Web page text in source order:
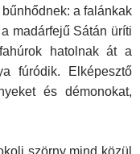
a falánkak
madárfejű Sátán üríti
hatolnak át a
fúródik. Elképesztő
és démo­nokat,
szörny mind közül